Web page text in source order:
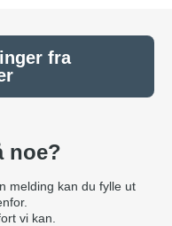
fra
noe?
melding kan du fylle ut
vi kan.